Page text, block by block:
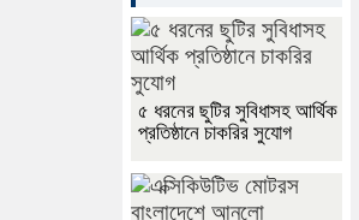
৫ ধরনের ছুটির সুবিধাসহ আর্থিক
প্রতিষ্ঠানে চাকরির সুযোগ